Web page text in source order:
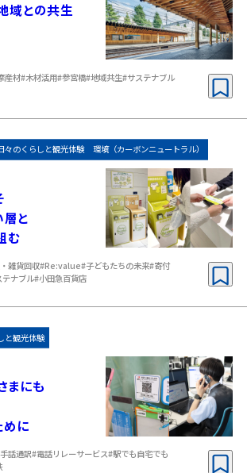
域との共生
産材#木材活用#参宮橋#地域共生#サステナブル
々のくらしと観光体験 環境（カーボンニュートラル）
層と
む
雑貨回収#Re:value#子どもたちの未来#寄付
ナブル#小田急百貨店
と観光体験
まにも
めに
話通訳#電話リレーサービス#駅でも自宅でも